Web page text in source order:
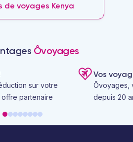
de voyages Kenya
Ôvoyages
sur votre
partenaire
Vos
Ôvoyages,
depuis 20